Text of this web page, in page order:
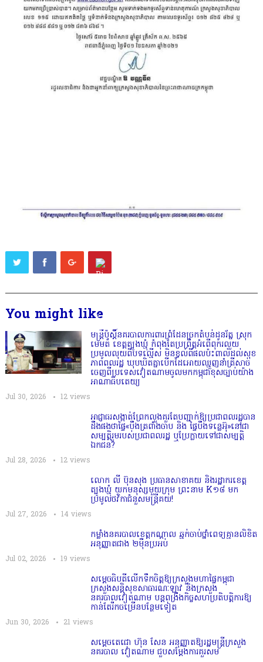
You might like
មន្ត្រីប៉ុស្តិ៍នគរបាលការពារព្រំដែនច្រកតំបន់ដូនរ័ត្ន ស្រុក
មេមត់ ខេត្តត្បូងឃ្មុំ កំពុងតែប្រព្រឹត្តអំពើពុករលួយ
ប្រមូលលុយពីបទល្មើស មិនខ្វល់ពីផលប៉ះពាល់ដល់សុខ
ភាពពលរដ្ឋ ឃុបឃិតគ្នាបើកដៃអោយឈ្មួញនាំត្រីសាច់
ចេញពីប្រទេសវៀតណាមចូលមកកម្ពុជាខុសច្បាប់យ៉ាង
អាណាធិបតេយ្យ
Jul 30, 2026 12views
អាជ្ញាធរសង្កាត់ព្រែកលួងគួរតែបញ្ជាក់ឱ្យប្រជាពលរដ្ឋបាន
ដឹងផងថាផ្ទៃ«បឹងត្រពាំងចាប និង ផ្ទៃបឹងទន្លេអ៊ុ»នៅជា
សម្បត្តិរួមរបស់ប្រជាពលរដ្ឋ ឬប្រែក្លាយទៅជាសម្បត្តិ
ឯកជន?
Jul 28, 2026 12views
លោក លី ប៊ុនសុង ប្រធានសាខាគយ និងរដ្ឋាករខេត្ត
ត្បូងឃ្មុំ យកមនុស្សមួយក្រុម ព្រះនាម K១៨ មក
ប្រមូលថវិកាជំនួសមន្ត្រីគយ!
Jul 27, 2026 14 views
កម្លាំងនគរបាលខេត្តកណ្ដាល ឆ្មក់ចាប់ថ្នាំពេទ្យគ្មានលិខិត
អនុញ្ញាតជាង ២ម៉ឺនប្រអប់
Jul 02, 2026 19 views
សម្តេច​ធិបតី​លេីកទឹកចិត្ត​ឱ្យក្រសួងមហាផ្ទៃកម្ពុជា
ក្រសួងសន្តិសុខសាធារណៈឡាវ និងក្រសួង
នគរបាលវៀតណាម បន្តពង្រឹងកិច្ចសហប្រតិបត្តិការឱ្យ
កាន់តែរីកចម្រើនបន្ថែមទៀត
Jun 30, 2026 21 views
សម្តេចតេជោ ហ៊ុន សែន អនុញ្ញាតឱ្យរដ្ឋមន្ត្រីក្រសួង
នគរបាល វៀតណាម ជួបសម្តែងការគួរសម